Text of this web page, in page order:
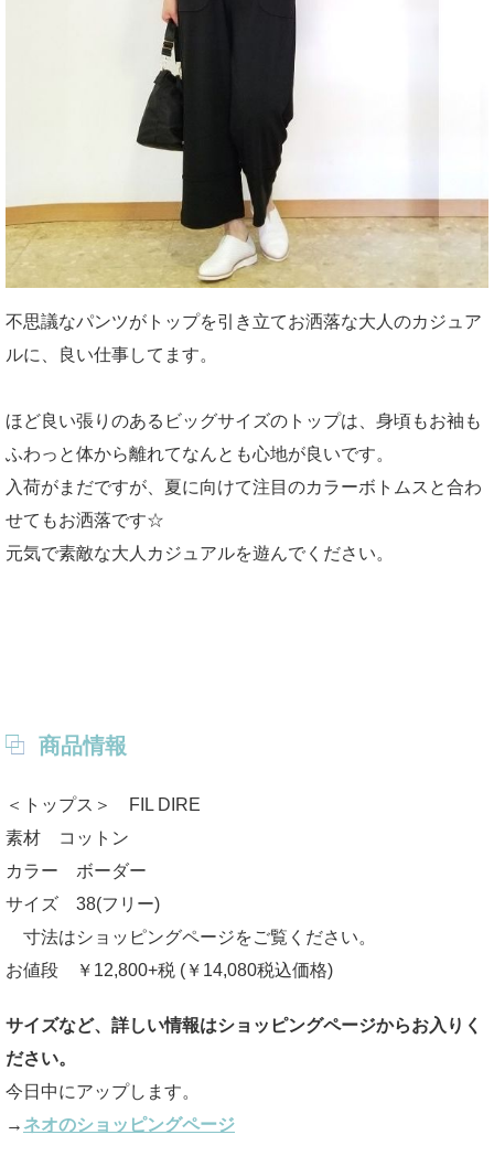
不思議なパンツがトップを引き立てお洒落な大人のカジュア
ルに、良い仕事してます。
ほど良い張りのあるビッグサイズのトップは、身頃もお袖も
ふわっと体から離れてなんとも心地が良いです。
入荷がまだですが、夏に向けて注目のカラーボトムスと合わ
せてもお洒落です☆
元気で素敵な大人カジュアルを遊んでください。
商品情報
＜トップス＞ FIL DIRE
素材 コットン
カラー ボーダー
サイズ 38(フリー)
寸法はショッピングページをご覧ください。
お値段 ￥12,800+税 (￥14,080税込価格)
サイズなど、詳しい情報はショッピングページからお入りく
ださい。
今日中にアップします。
→ ネオのショッピングページ